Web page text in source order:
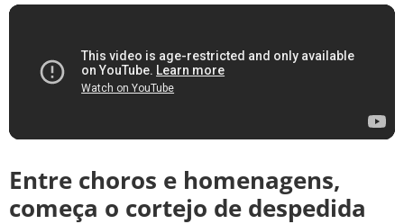
Entre choros e homenagens,
começa o cortejo de despedida